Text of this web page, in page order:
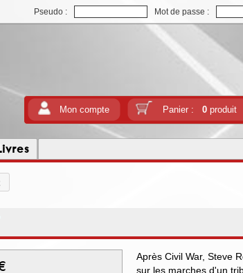
Pseudo : Mot de passe :
Mon compte Panier : 0produit
Après Civil War, Steve
sur les marches d'un